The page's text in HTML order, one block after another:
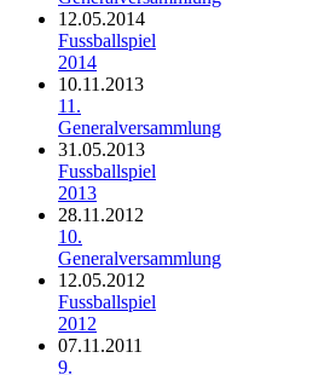
12.05.2014
Fussballspiel
2014
10.11.2013
11.
Generalversammlung
31.05.2013
Fussballspiel
2013
28.11.2012
10.
Generalversammlung
12.05.2012
Fussballspiel
2012
07.11.2011
9.